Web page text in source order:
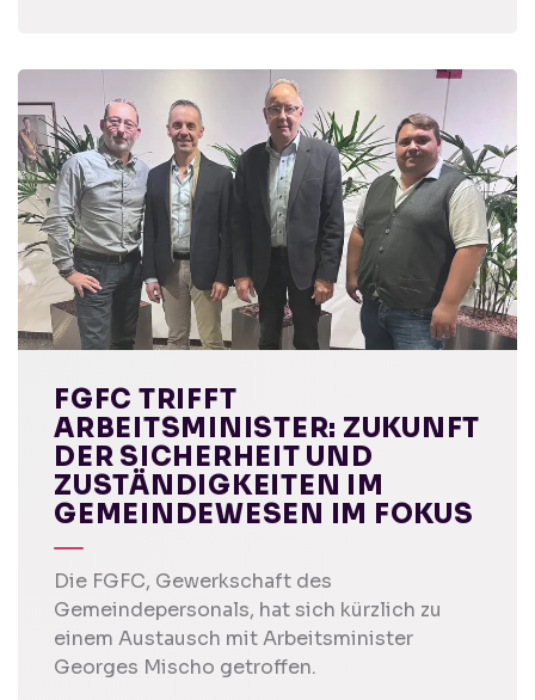
FGFC TRIFFT
ARBEITSMINISTER: ZUKUNFT
DER SICHERHEIT UND
ZUSTÄNDIGKEITEN IM
GEMEINDEWESEN IM FOKUS
Die FGFC, Gewerkschaft des
Gemeindepersonals, hat sich kürzlich zu
einem Austausch mit Arbeitsminister
Georges Mischo getroffen.